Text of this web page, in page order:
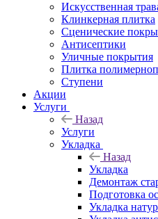
Искусственная
Клинкерная плитка
Сценические
Антисептики
Уличные покрытия
Плитка
Ступени
Акции
Услуги
Назад
Услуги
Укладка
Назад
Укладка
Демонтаж
Подготовка
Укладка